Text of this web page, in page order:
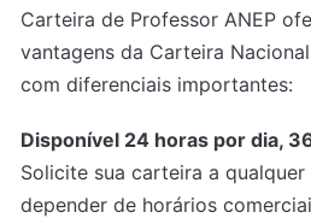
Carteira de Professor ANEP
vantagens da Carteira
com diferenciais importantes:
Disponível 24 horas por dia,
Solicite sua carteira a qualquer
depender de horários